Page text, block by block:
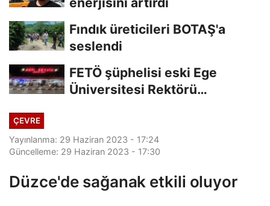
Fındık üreticileri BOTAŞ'a
seslendi
FETÖ şüphelisi eski Ege
Üniversitesi Rektörü
ÇEVRE
Yayınlanma: 29 Haziran 2023 - 17:24
Güncelleme: 29 Haziran 2023 - 17:30
Düzce'de sağanak etkili oluyor